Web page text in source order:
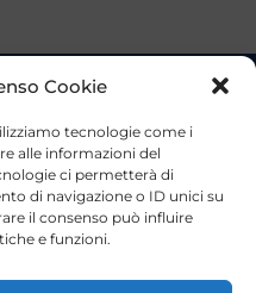
Cookie
tecnologie come i
alle informazioni del
ci permetterà di
di navigazione o ID unici su
il consenso può influire
e funzioni.